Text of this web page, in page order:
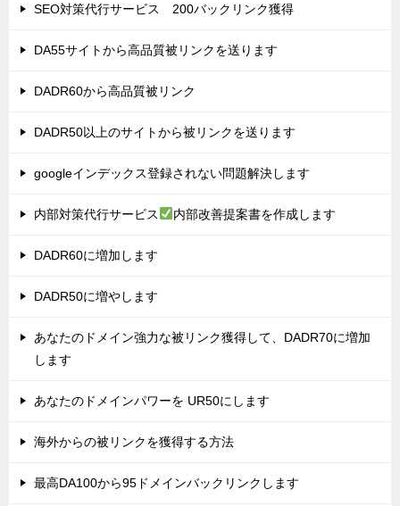
SEO対策代行サービス 200バックリンク獲得
DA55サイトから高品質被リンクを送ります
DADR60から高品質被リンク
DADR50以上のサイトから被リンクを送ります
googleインデックス登録されない問題解決します
内部対策代行サービス 内部改善提案書を作成します
DADR60に増加します
DADR50に増やします
あなたのドメイン強力な被リンク獲得して、DADR70に増加
します
あなたのドメインパワーを UR50にします
海外からの被リンクを獲得する方法
最高DA100から95ドメインバックリンクします